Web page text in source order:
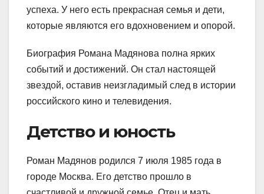
успеха. У него есть прекрасная семья и дети,
которые являются его вдохновением и опорой.
Биография Романа Мадянова полна ярких
событий и достижений. Он стал настоящей
звездой, оставив неизгладимый след в истории
российского кино и телевидения.
Детство и юность
Роман Мадянов родился 7 июля 1985 года в
городе Москва. Его детство прошло в